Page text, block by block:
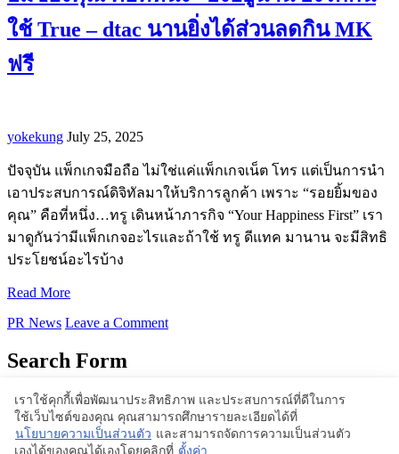
ใช้ True – dtac นานยิ่งได้ส่วนลดกิน MK
ฟรี
yokekung July 25, 2025
ปัจจุบัน แพ็กเกจมือถือ ไม่ใช่แค่แพ็กเกจเน็ต โทร แต่เป็นการนำ
เอาประสบการณ์ดิจิทัลมาให้บริการลูกค้า เพราะ “รอยยิ้มของ
คุณ” คือที่หนึ่ง…ทรู เดินหน้าภารกิจ “Your Happiness First” เรา
มาดูกันว่ามีแพ็กเกจอะไรและถ้าใช้ ทรู ดีแทค มานาน จะมีสิทธิ
ประโยชน์อะไรบ้าง
Read More
PR News Leave a Comment
Search Form
Proudly powered by WordPress | Theme: BlogStyle
เราใช้คุกกี้เพื่อพัฒนาประสิทธิภาพ และประสบการณ์ที่ดีในการ
ใช้เว็บไซต์ของคุณ คุณสามารถศึกษารายละเอียดได้ที่
นโยบายความเป็นส่วนตัว และสามารถจัดการความเป็นส่วนตัว
เองได้ของคุณได้เองโดยคลิกที่ ตั้งค่า